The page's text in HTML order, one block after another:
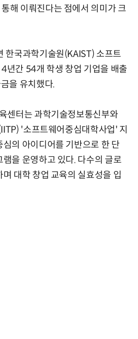
해 이뤄진다는 점에서 의미가 크
한국과학기술원(KAIST) 소프트
년간 54개 학생 창업 기업을 배출
을 유치했다.
센터는 과학기술정보통신부와
'소프트웨어중심대학사업' 지
의 아이디어를 기반으로 한 단
을 운영하고 있다. 다수의 글로
대학 창업 교육의 실효성을 입